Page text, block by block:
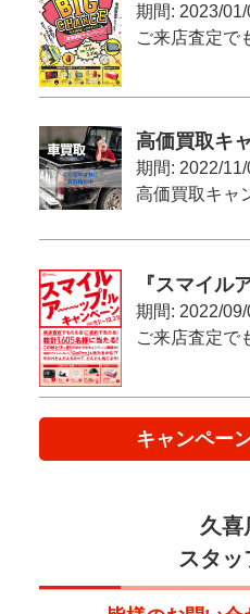
ABS
パーキング
アシスト
障害物センサー
助手席
エアバッグ
サイドカメラ
全周囲カメラ
環境装備・福祉装備
アイドリング
期間: 2023/
高価買取キ
期間: 2022/
高価買取キャ
期間: 2022/
キャンペー
久喜
スタッ